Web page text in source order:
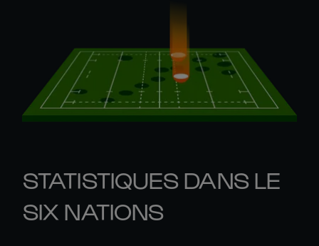
STATISTIQUES DANS LE
SIX NATIONS